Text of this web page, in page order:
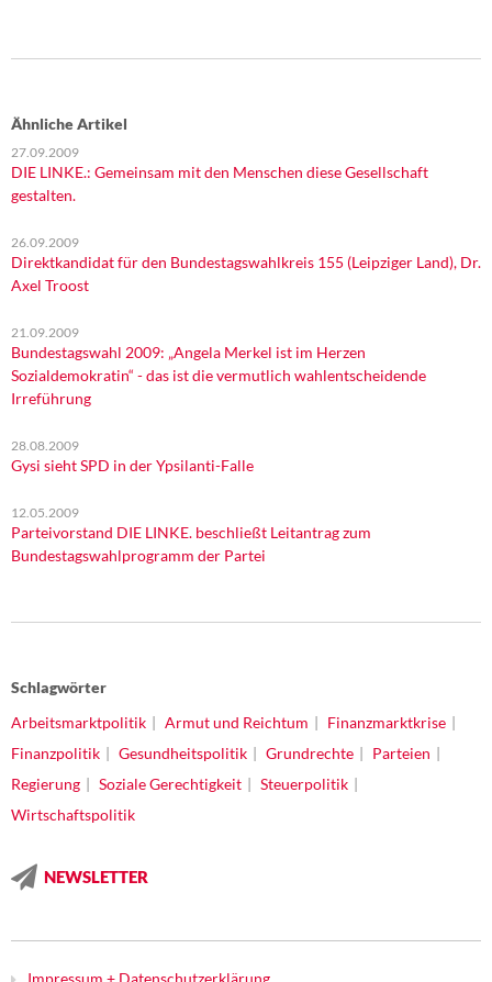
Weitere Themen
Memo-Gruppe
Institut Solidarische Moderne
Über mich
Kontakt
Ähnliche Artikel
27.09.2009
DIE LINKE.: Gemeinsam mit den Menschen diese Gesellschaft
gestalten.
26.09.2009
Direktkandidat für den Bundestagswahlkreis 155 (Leipziger Land), Dr.
Axel Troost
21.09.2009
Bundestagswahl 2009: „Angela Merkel ist im Herzen
Sozialdemokratin“ - das ist die vermutlich wahlentscheidende
Irreführung
28.08.2009
Gysi sieht SPD in der Ypsilanti-Falle
12.05.2009
Parteivorstand DIE LINKE. beschließt Leitantrag zum
Bundestagswahlprogramm der Partei
Schlagwörter
Arbeitsmarktpolitik
Armut und Reichtum
Finanzmarktkrise
Finanzpolitik
Gesundheitspolitik Grundrechte
Parteien
Regierung
Soziale Gerechtigkeit
Steuerpolitik
Wirtschaftspolitik
NEWSLETTER
Impressum + Datenschutzerklärung